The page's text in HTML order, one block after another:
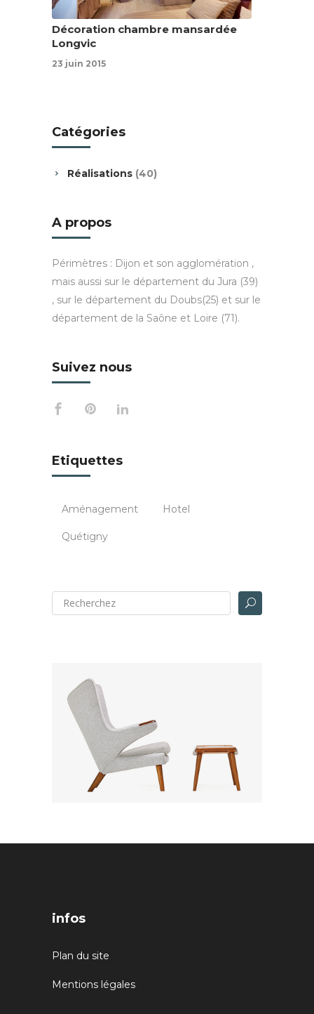
Décoration chambre mansardée
Longvic
23 juin 2015
Catégories
Réalisations (40)
A propos
Périmètres : Dijon et son agglomération ,
mais aussi sur le département du Jura (39)
, sur le département du Doubs(25) et sur le
département de la Saône et Loire (71).
Suivez nous
Etiquettes
Aménagement Hotel
Quétigny
infos
Plan du site
Mentions légales